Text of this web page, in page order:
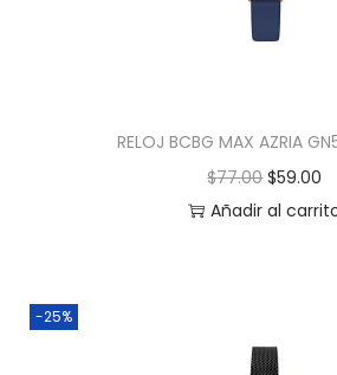
RELOJ BCBG MAX AZRIA
$77.00 $59.00
Añadir al
-25%